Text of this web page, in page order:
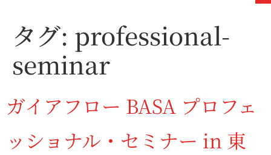
タグ: professional-
seminar
ガイアフロー BASA プロフェ
ッショナル・セミナー in 東